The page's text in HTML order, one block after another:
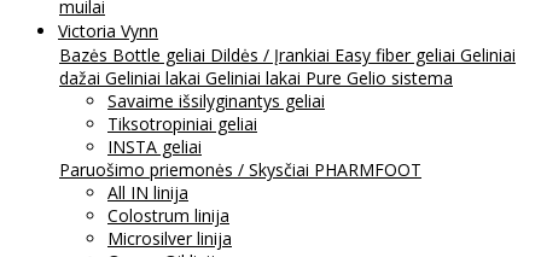
muilai
Victoria Vynn
Bazės Bottle geliai Dildės / Įrankiai Easy fiber geliai Geliniai
dažai Geliniai lakai Geliniai lakai Pure Gelio sistema
Savaime išsilyginantys geliai
Tiksotropiniai geliai
INSTA geliai
Paruošimo priemonės / Skysčiai PHARMFOOT
All IN linija
Colostrum linija
Microsilver linija